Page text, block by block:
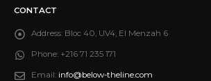
CONTACT
Address: Bloc 40, UV4, El Menzah 6
Phone: +216 71 235 171
Email: info@below-theline.com